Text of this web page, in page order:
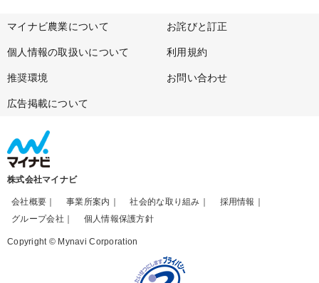
マイナビ農業について お詫びと訂正
個人情報の取扱いについて 利用規約
推奨環境 お問い合わせ
広告掲載について
株式会社マイナビ
会社概要 事業所案内 社会的な取り組み
採用情報
グループ会社
個人情報保護方針
Copyright © Mynavi Corporation